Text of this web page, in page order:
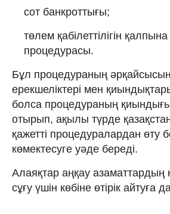
сот банкроттығы;
төлем қабілеттілігін қалпына
процедурасы.
Бұл процедураның
ерекшеліктері мен
болса процедураның
отырып, ақылы түрде
қажетті процедуралардан өту
көмектесуге уәде береді.
Алаяқтар аңқау азаматтардың
сұғу үшін көбіне өтірік айтуға